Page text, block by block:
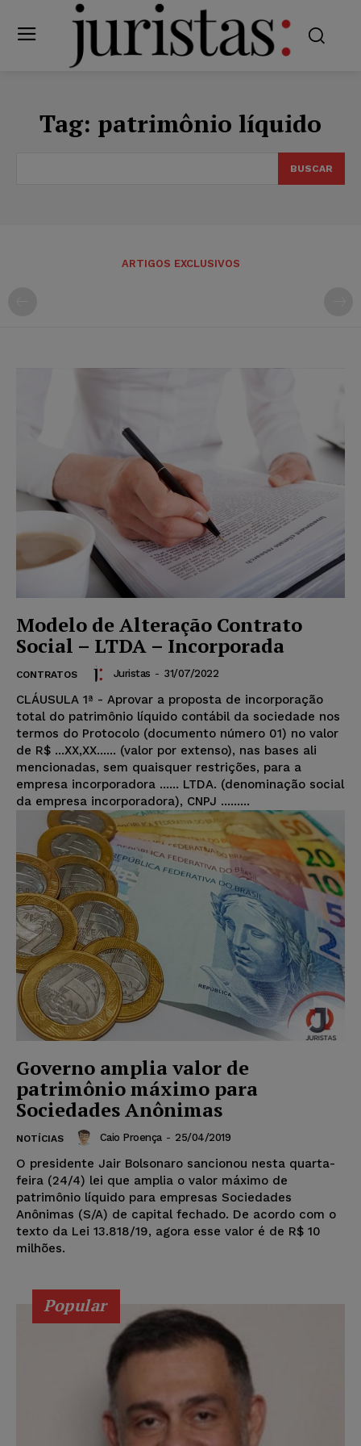
Tag: patrimônio líquido
BUSCAR
ARTIGOS EXCLUSIVOS
Modelo de Alteração Contrato
Social – LTDA – Incorporada
CONTRATOS Juristas - 31/07/2022
CLÁUSULA 1ª - Aprovar a proposta de incorporação
total do patrimônio líquido contábil da sociedade nos
termos do Protocolo (documento número 01) no valor
de R$ ...XX,XX...... (valor por extenso), nas bases ali
mencionadas, sem quaisquer restrições, para a
empresa incorporadora ...... LTDA. (denominação social
da empresa incorporadora), CNPJ .........
Governo amplia valor de
patrimônio máximo para
Sociedades Anônimas
NOTÍCIAS Caio Proença - 25/04/2019
O presidente Jair Bolsonaro sancionou nesta quarta-
feira (24/4) lei que amplia o valor máximo de
patrimônio líquido para empresas Sociedades
Anônimas (S/A) de capital fechado. De acordo com o
texto da Lei 13.818/19, agora esse valor é de R$ 10
milhões.
Popular